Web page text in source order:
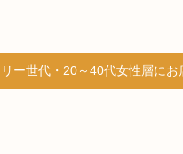
ー世代・20～40代女性層に